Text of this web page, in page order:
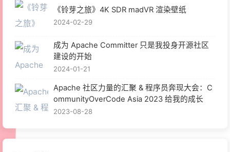
《铃芽之旅》4K SDR madVR 渲染壁纸
2024-02-29
成为 Apache Committer 只是我投身开源社区
建设的开始
2024-01-21
Apache 社区力量的汇聚 & 程序员奔现大会：C
ommunityOverCode Asia 2023 给我的成长
2023-08-28